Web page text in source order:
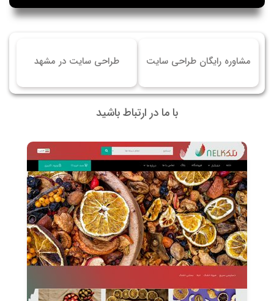
مشاوره رایگان طراحی سایت طراحی سایت در مشهد
با ما در ارتباط باشید